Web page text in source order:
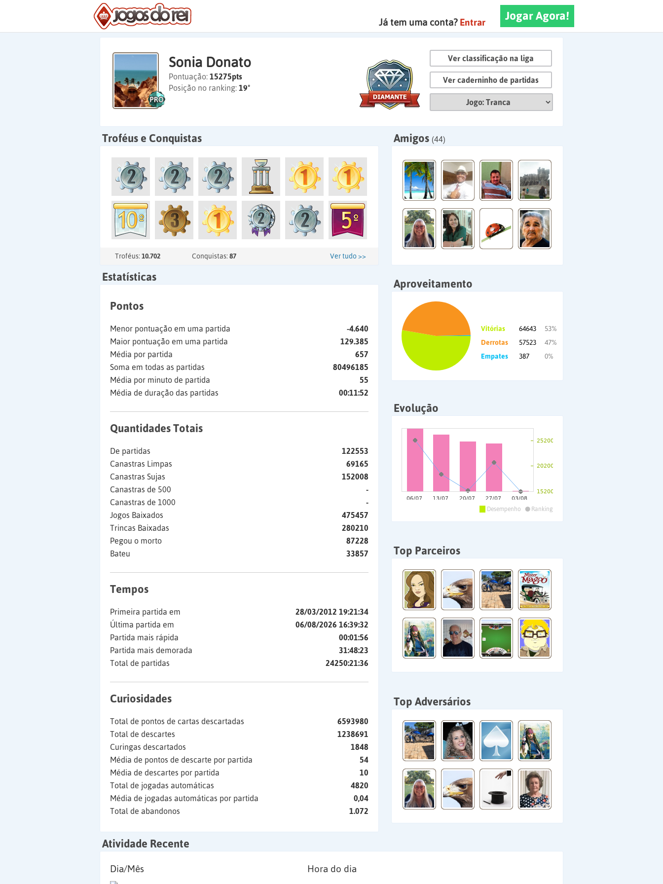
Jogar Agora!
Já tem uma conta? Entrar
Sonia Donato
Pontuação: 15275pts
Posição no ranking: 19º
Ver classificação na liga
Ver caderninho de partidas
Troféus e Conquistas
Troféus: 10.702 Conquistas: 87 Ver tudo >>
Amigos (44)
Estatísticas
Pontos
Menor pontuação em uma partida
-4.640
Maior pontuação em uma partida
129.385
Média por partida
657
Soma em todas as partidas
80496185
Média por minuto de partida
55
Média de duração das partidas
00:11:52
Quantidades Totais
De partidas
122553
Canastras Limpas
69165
Canastras Sujas
152008
Canastras de 500
-
Canastras de 1000
-
Jogos Baixados
475457
Trincas Baixadas
280210
Pegou o morto
87228
Bateu
33857
Tempos
Primeira partida em
28/03/2012 19:21:34
Última partida em
06/08/2026 16:39:32
Partida mais rápida
00:01:56
Partida mais demorada
31:48:23
Total de partidas
24250:21:36
Curiosidades
Total de pontos de cartas descartadas
6593980
Total de descartes
1238691
Curingas descartados
1848
Média de pontos de descarte por partida
54
Média de descartes por partida
10
Total de jogadas automáticas
4820
Média de jogadas automáticas por partida
0,04
Total de abandonos
1.072
Aproveitamento
Vitórias 64643
53%
Derrotas
57523
47%
Empates
387 0%
Evolução
Desempenho •
Ranking
Top Parceiros
Top Adversários
Atividade Recente
Dia/Mês Hora do dia